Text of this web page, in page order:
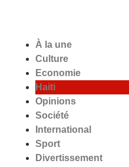
À la une
Culture
Economie
Haiti
Opinions
Société
International
Sport
Divertissement